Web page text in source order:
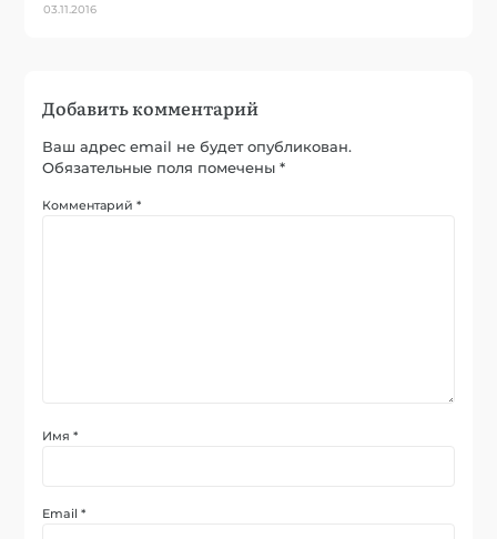
03.11.2016
Добавить комментарий
Ваш адрес email не будет опубликован.
Обязательные поля помечены*
Комментарий*
Имя*
Email*